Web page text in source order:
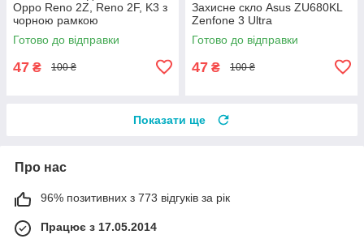
Oppo Reno 2Z, Reno 2F, K3 з
чорною рамкою
Готово до відправки
47 ₴ 100 ₴
Захисне скло Asus ZU680KL
Zenfone 3 Ultra
Готово до відправки
47 ₴ 100 ₴
Показати ще
Про нас
96% позитивних з 773 відгуків за рік
Працює з 17.05.2014